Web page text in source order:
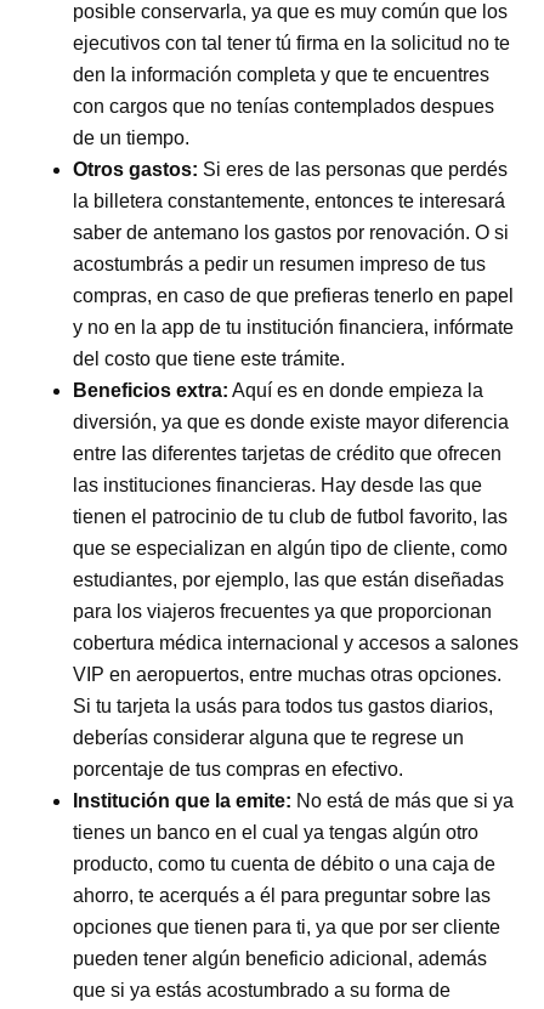
posible conservarla, ya que es muy común que los
ejecutivos con tal tener tú firma en la solicitud no te
den la información completa y que te encuentres
con cargos que no tenías contemplados despues
de un tiempo.
Otros gastos: Si eres de las personas que perdés
la billetera constantemente, entonces te interesará
saber de antemano los gastos por renovación. O si
acostumbrás a pedir un resumen impreso de tus
compras, en caso de que prefieras tenerlo en papel
y no en la app de tu institución financiera, infórmate
del costo que tiene este trámite.
Beneficios extra: Aquí es en donde empieza la
diversión, ya que es donde existe mayor diferencia
entre las diferentes tarjetas de crédito que ofrecen
las instituciones financieras. Hay desde las que
tienen el patrocinio de tu club de futbol favorito, las
que se especializan en algún tipo de cliente, como
estudiantes, por ejemplo, las que están diseñadas
para los viajeros frecuentes ya que proporcionan
cobertura médica internacional y accesos a salones
VIP en aeropuertos, entre muchas otras opciones.
Si tu tarjeta la usás para todos tus gastos diarios,
deberías considerar alguna que te regrese un
porcentaje de tus compras en efectivo.
Institución que la emite: No está de más que si ya
tienes un banco en el cual ya tengas algún otro
producto, como tu cuenta de débito o una caja de
ahorro, te acerqués a él para preguntar sobre las
opciones que tienen para ti, ya que por ser cliente
pueden tener algún beneficio adicional, además
que si ya estás acostumbrado a su forma de